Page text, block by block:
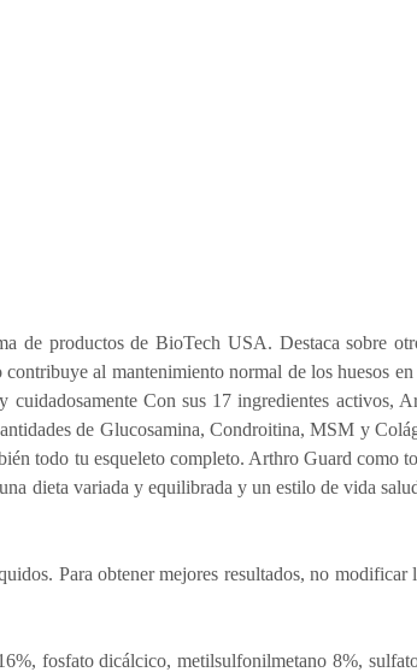
de productos de BioTech USA. Destaca sobre
al mantenimiento normal de los huesos
Con sus 17 ingredientes activos,
de Glucosamina, Condroitina, MSM y
todo tu esqueleto completo. Arthro Guard como
dieta variada y equilibrada y un estilo de vida
Para obtener mejores resultados, no modificar
fosfato dicálcico, metilsulfonilmetano 8%,